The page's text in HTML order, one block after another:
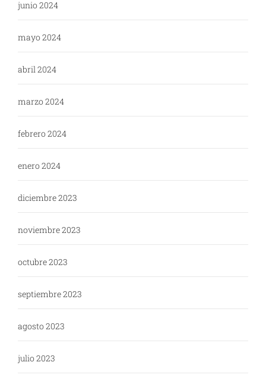
junio 2024
mayo 2024
abril 2024
marzo 2024
febrero 2024
enero 2024
diciembre 2023
noviembre 2023
octubre 2023
septiembre 2023
agosto 2023
julio 2023